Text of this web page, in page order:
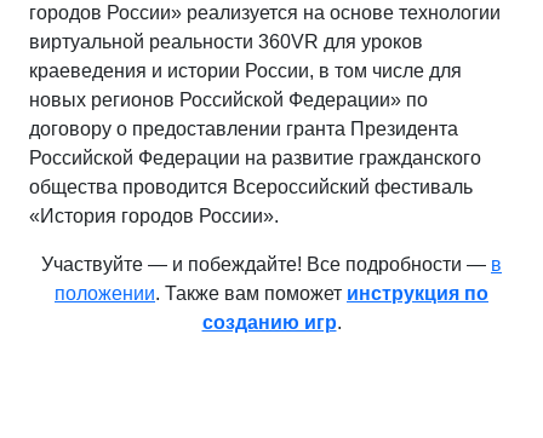
городов России» реализуется на основе технологии
виртуальной реальности 360VR для уроков
краеведения и истории России, в том числе для
новых регионов Российской Федерации» по
договору о предоставлении гранта Президента
Российской Федерации на развитие гражданского
общества проводится Всероссийский фестиваль
«История городов России».
Участвуйте — и побеждайте! Все подробности — в
положении. Также вам поможет инструкция по
созданию игр.